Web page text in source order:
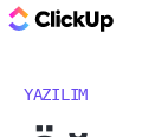
YAZILIM